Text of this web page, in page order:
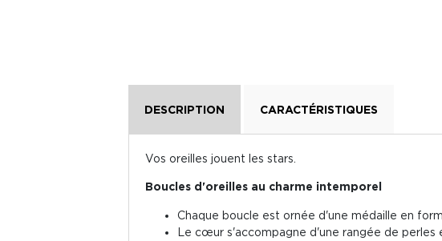
DESCRIPTION CARACTÉRISTIQUES
Vos oreilles jouent les stars.
Boucles d'oreilles au charme intemporel
Chaque boucle est ornée d'une médaille en
Le cœur s'accompagne d'une rangée de